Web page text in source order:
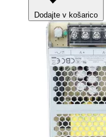
Dodajte v košarico